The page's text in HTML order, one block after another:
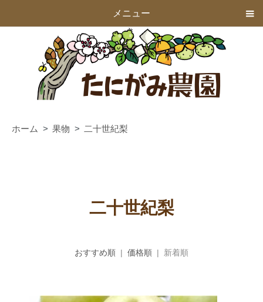
メニュー
ホーム 果物 二十世紀梨
二十世紀梨
おすすめ順 | 価格順 | 新着順